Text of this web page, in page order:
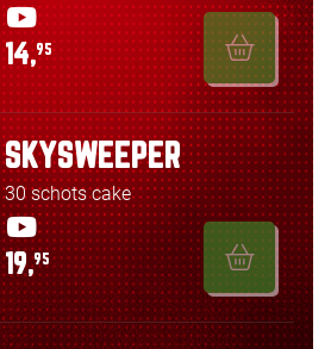
14,95
SKYSWEEPER
30 schots cake
19,95